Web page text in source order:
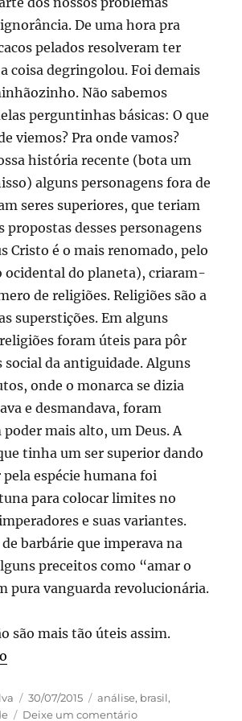
De uma hora pra
pelados resolveram ter
coisa degringolou. Foi demais
Não sabemos
perguntinhas básicas: O que
viemos? Pra onde vamos?
história recente (bota um
alguns personagens fora de
seres superiores, que teriam
propostas desses personagens
Cristo é o mais renomado, pelo
ocidental do planeta), criaram-
de religiões. Religiões são a
superstições. Em alguns
foram úteis para pôr
social da antiguidade. Alguns
onde o monarca se dizia
e desmandava, foram
mais alto, um Deus. A
tinha um ser superior dando
espécie humana foi
para colocar limites no
e suas variantes.
barbárie que imperava na
preceitos como “amar o
pura vanguarda revolucionária.
são mais tão úteis assim.
Publicado
em
30/07/2015 Categorias
análise, brasil,
Deixe um comentárioem